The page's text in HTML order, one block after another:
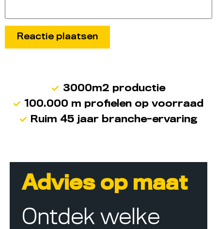
3000m2 productie
100.000 m profielen op voorraad
Ruim 45 jaar branche-ervaring
Advies op maat
Ontdek welke